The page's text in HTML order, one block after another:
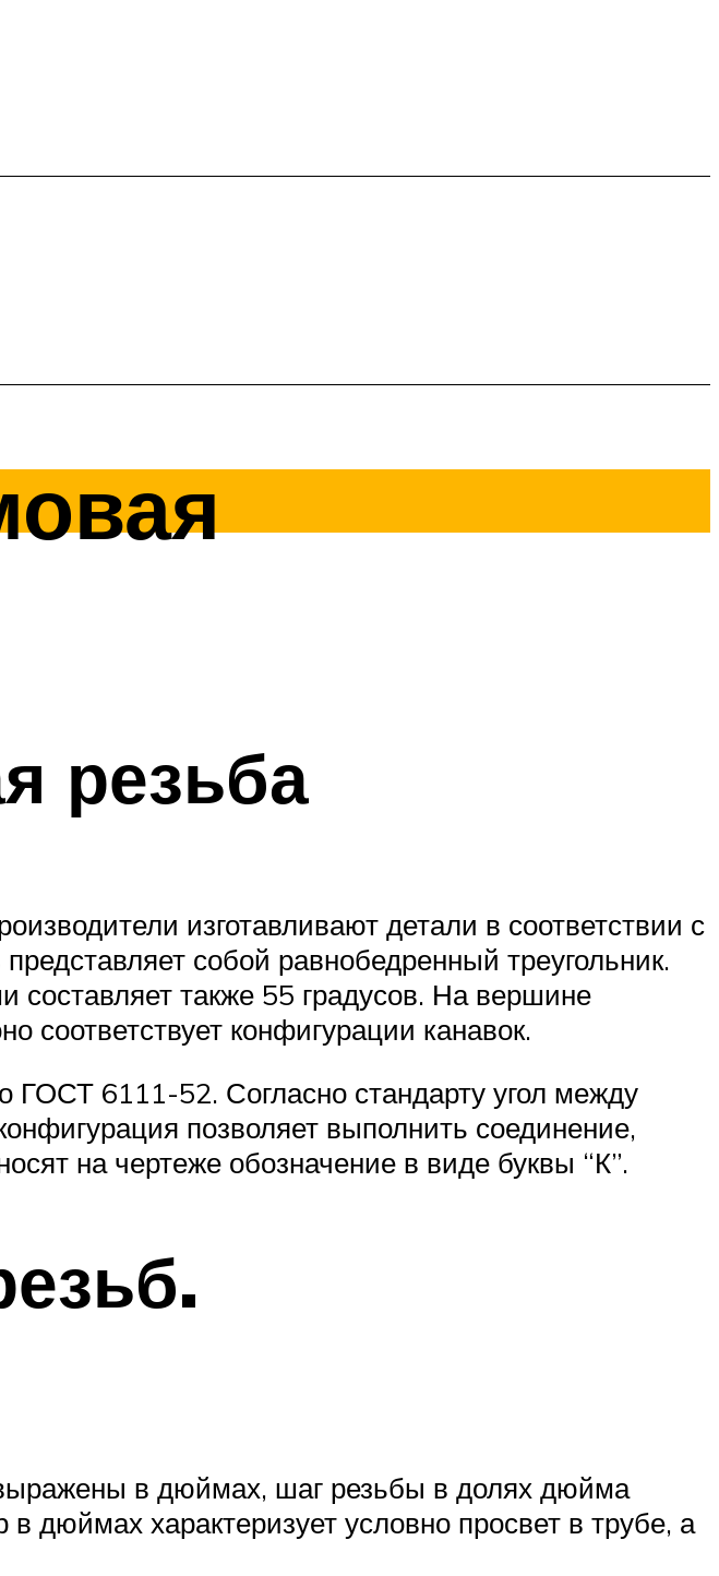
резьба
изготавливают детали в соответствии с
собой равнобедренный треугольник.
также 55 градусов. На вершине
соответствует конфигурации канавок.
ГОСТ 6111-52. Согласно стандарту угол между
позволяет выполнить соединение,
на чертеже обозначение в виде буквы “К”.
в дюймах, шаг резьбы в долях дюйма
характеризует условно просвет в трубе, а